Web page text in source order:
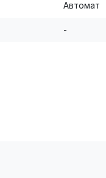
Автомат
-